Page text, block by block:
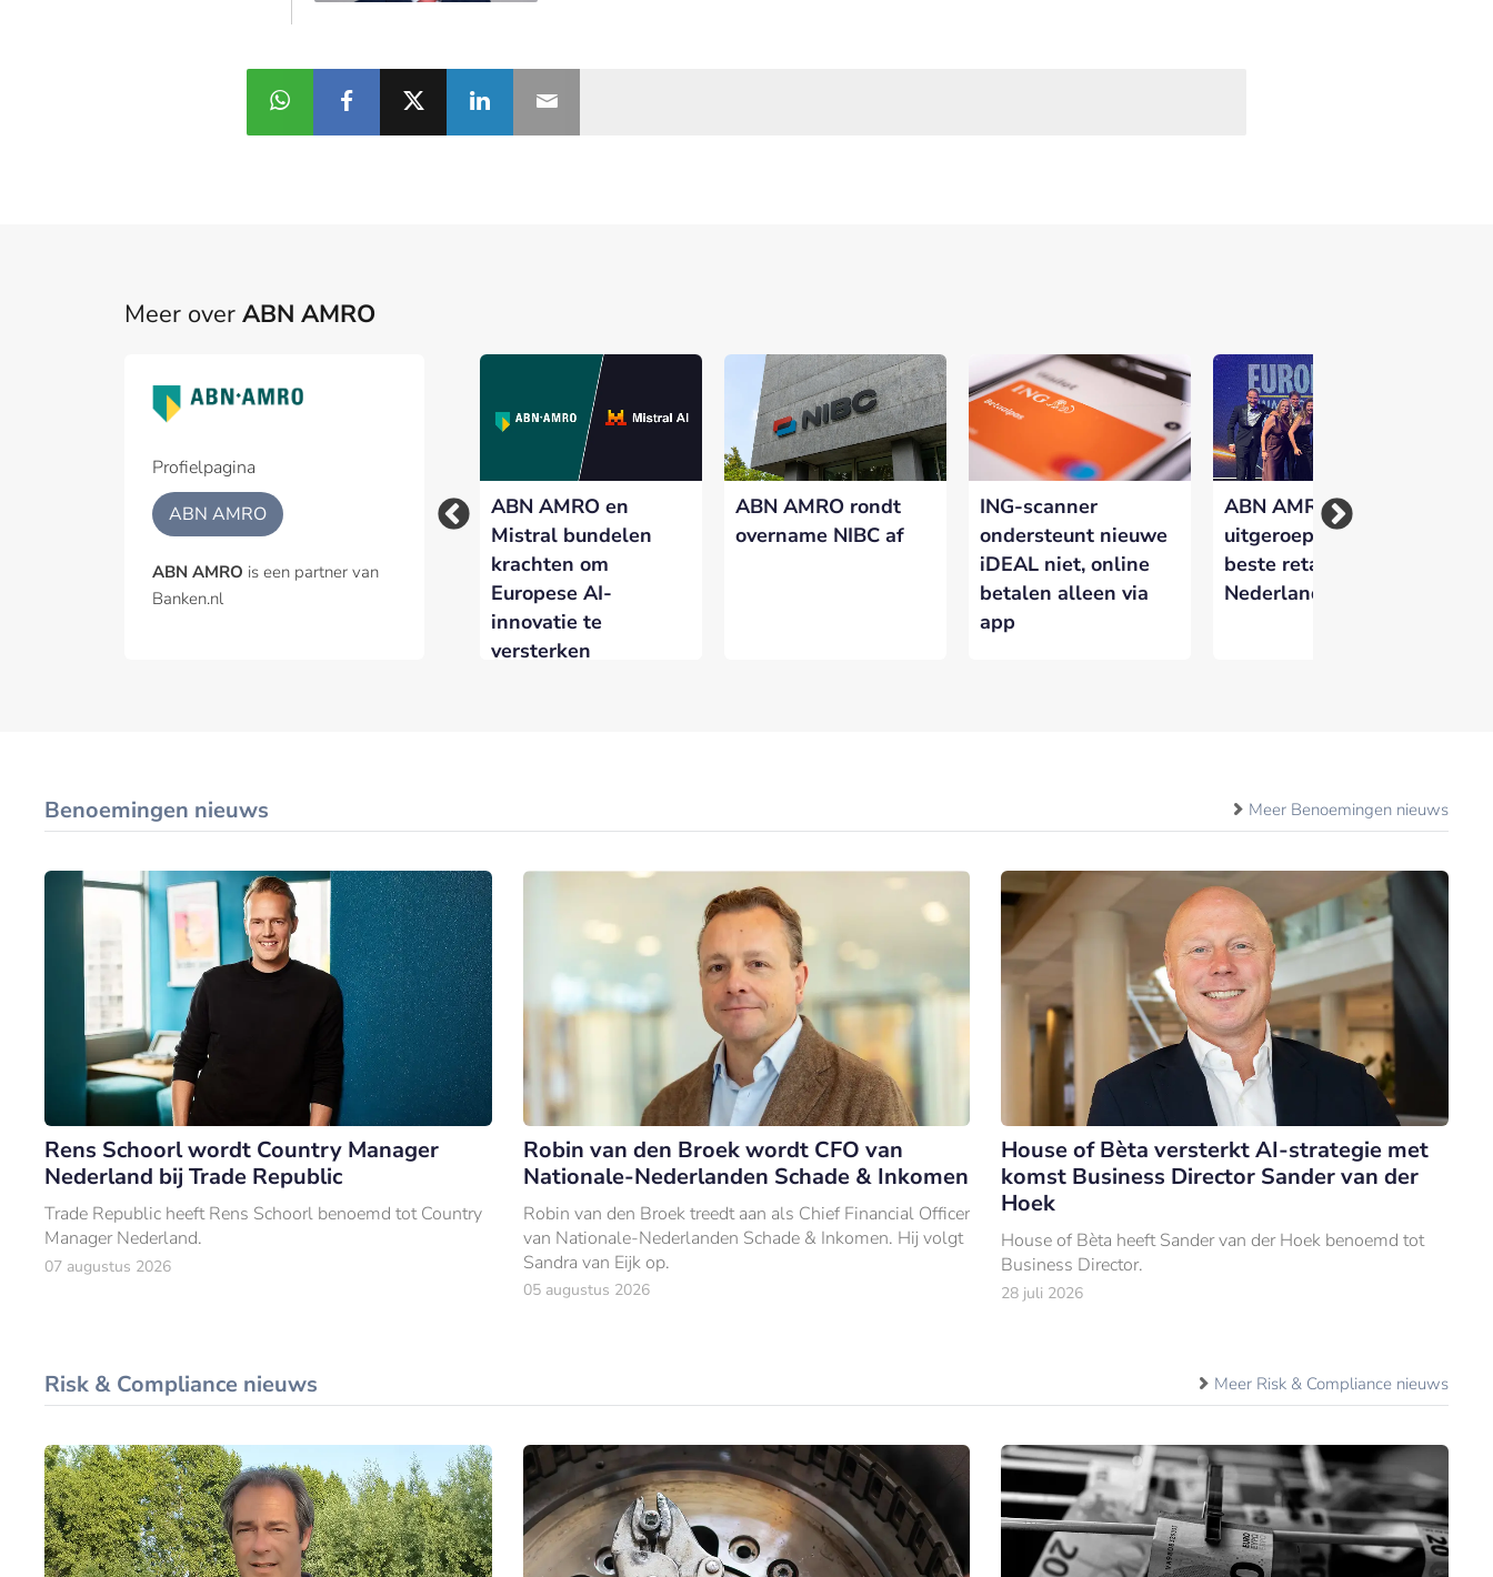
Meer over ABN AMRO
Profielpagina
ABN AMRO
ABN AMRO is een partner van
Banken.nl
Woningmarkt koelt
verder af nu hogere
ABN AMRO – ODDO
BHF voor vijfde jaar
op rij Best Benelux
ABN AMRO en
Mistral bundelen
krachten om
Europese AI-
innovatie te
versterken
ABN AMRO rondt
overname NIBC af
ING-scanner
ondersteunt nieuwe
iDEAL niet, online
betalen alleen via
app
ABN AMRO
uitgeroepen tot
beste retailbank van
Nederland
Benoemingen nieuws Meer Benoemingen nieuws
Rens Schoorl wordt Country Manager
Nederland bij Trade Republic
Trade Republic heeft Rens Schoorl benoemd tot Country
Manager Nederland.
07 augustus 2026
Robin van den Broek wordt CFO van
Nationale-Nederlanden Schade & Inkomen
Robin van den Broek treedt aan als Chief Financial Officer
van Nationale-Nederlanden Schade & Inkomen. Hij volgt
Sandra van Eijk op.
05 augustus 2026
House of Bèta versterkt AI-strategie met
komst Business Director Sander van der
Hoek
House of Bèta heeft Sander van der Hoek benoemd tot
Business Director.
28 juli 2026
Risk & Compliance nieuws Meer Risk & Compliance nieuws